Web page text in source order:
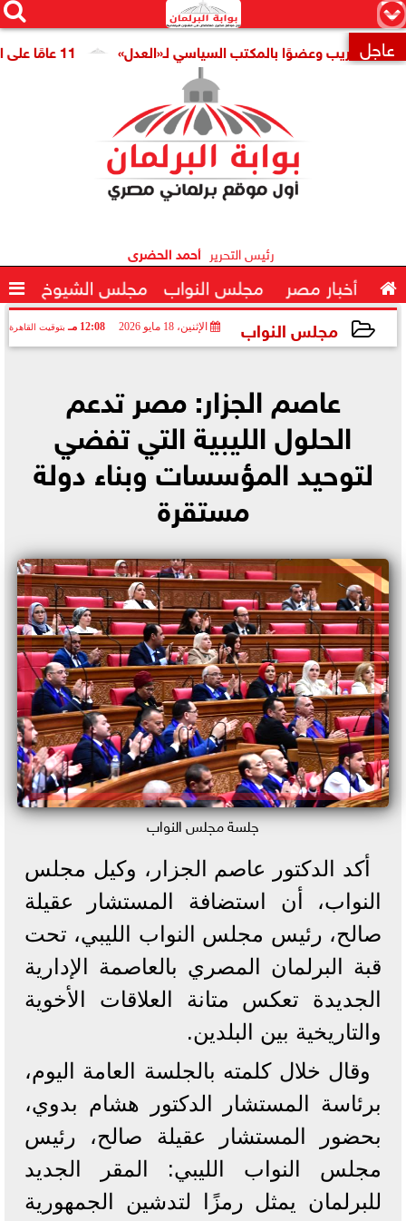
×


 عاجل 11 عامًا على افتتاح قناة السويس الجديدة.. النائبة مروة قنصوة: رؤية الدولة حولت الممر الملاحي إلى مركز اقتصادي عالمي وعضوًا بالمكتب السياسي لـ«العدل»
رئيس التحرير أحمد الحضرى
 أخبار مصر مجلس النواب مجلس الشيوخ 
مجلس النواب الإثنين، 18 مايو 2026 12:08 مـ بتوقيت القاهرة
عاصم الجزار: مصر تدعم
الحلول الليبية التي تفضي
لتوحيد المؤسسات وبناء دولة
مستقرة
جلسة مجلس النواب
أكد الدكتور عاصم الجزار، وكيل مجلس
النواب، أن استضافة المستشار عقيلة
صالح، رئيس مجلس النواب الليبي، تحت
قبة البرلمان المصري بالعاصمة الإدارية
الجديدة تعكس متانة العلاقات الأخوية
والتاريخية بين البلدين.
وقال خلال كلمته بالجلسة العامة اليوم،
برئاسة المستشار الدكتور هشام بدوي،
بحضور المستشار عقيلة صالح، رئيس
مجلس النواب الليبي: المقر الجديد
للبرلمان يمثل رمزًا لتدشين الجمهورية